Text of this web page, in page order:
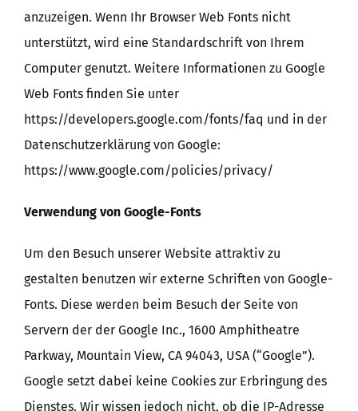
anzuzeigen. Wenn Ihr Browser Web Fonts nicht
unterstützt, wird eine Standardschrift von Ihrem
Computer genutzt. Weitere Informationen zu Google
Web Fonts finden Sie unter
https://developers.google.com/fonts/faq und in der
Datenschutzerklärung von Google:
https://www.google.com/policies/privacy/
Verwendung von Google-Fonts
Um den Besuch unserer Website attraktiv zu
gestalten benutzen wir externe Schriften von Google-
Fonts. Diese werden beim Besuch der Seite von
Servern der der Google Inc., 1600 Amphitheatre
Parkway, Mountain View, CA 94043, USA (“Google”).
Google setzt dabei keine Cookies zur Erbringung des
Dienstes. Wir wissen jedoch nicht, ob die IP-Adresse